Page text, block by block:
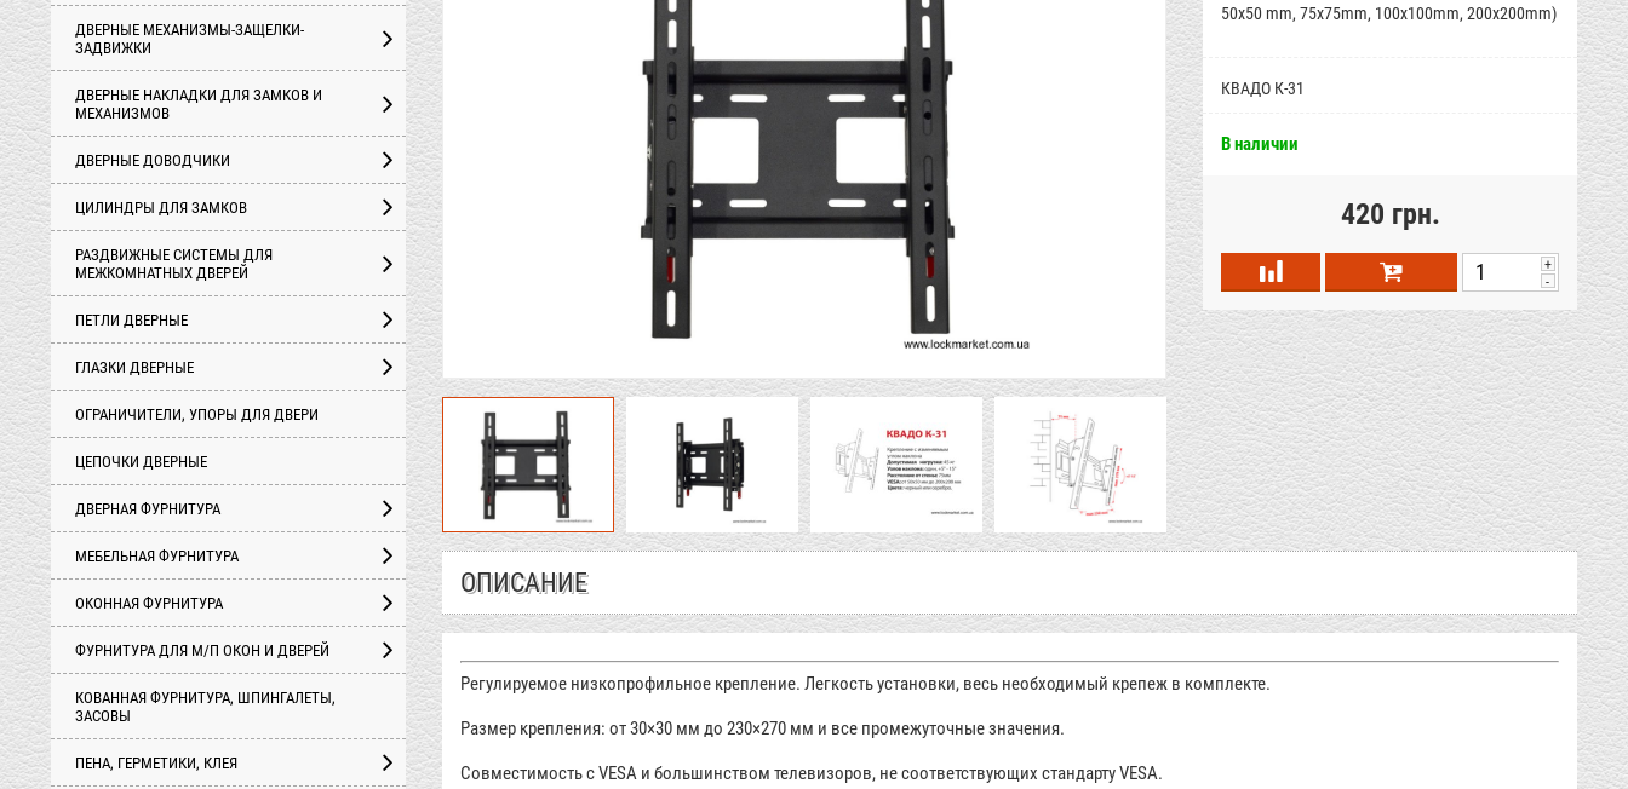
ДВЕРНЫЕ МЕХАНИЗМЫ-ЗАЩЕЛКИ-
ЗАДВИЖКИ
ДВЕРНЫЕ НАКЛАДКИ ДЛЯ ЗАМКОВ И
МЕХАНИЗМОВ
ДВЕРНЫЕ ДОВОДЧИКИ
ЦИЛИНДРЫ ДЛЯ ЗАМКОВ
РАЗДВИЖНЫЕ СИСТЕМЫ ДЛЯ
МЕЖКОМНАТНЫХ ДВЕРЕЙ
ПЕТЛИ ДВЕРНЫЕ
ГЛАЗКИ ДВЕРНЫЕ
ОГРАНИЧИТЕЛИ, УПОРЫ ДЛЯ ДВЕРИ
ЦЕПОЧКИ ДВЕРНЫЕ
ДВЕРНАЯ ФУРНИТУРА
МЕБЕЛЬНАЯ ФУРНИТУРА
ОКОННАЯ ФУРНИТУРА
ФУРНИТУРА ДЛЯ М/П ОКОН И ДВЕРЕЙ
КОВАННАЯ ФУРНИТУРА, ШПИНГАЛЕТЫ,
ЗАСОВЫ
ПЕНА, ГЕРМЕТИКИ, КЛЕЯ
50x50 mm, 75x75mm, 100x100mm, 200x200mm)
КВАДО К-31
В наличии
420 грн.
-
+
ОПИСАНИЕ
Регулируемое низкопрофильное крепление. Легкость установки, весь необходимый крепеж в комплекте.
Размер крепления: от 30×30 мм до 230×270 мм и всепромежуточные значения.
Совместимостьс VESA и большинством телевизоров, не соответствующих стандарту VESA.